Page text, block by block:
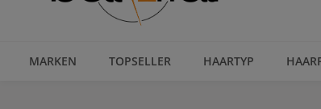
MARKEN TOPSELLER HAARTYP